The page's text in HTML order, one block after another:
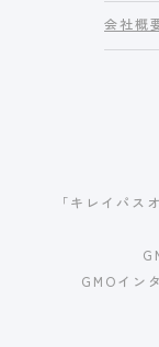
会社概
「キレイパス
GMOイン